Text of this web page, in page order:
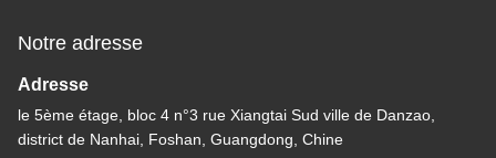
Notre adresse
Adresse
le 5ème étage, bloc 4 n°3 rue Xiangtai Sud ville de Danzao,
district de Nanhai, Foshan, Guangdong, Chine